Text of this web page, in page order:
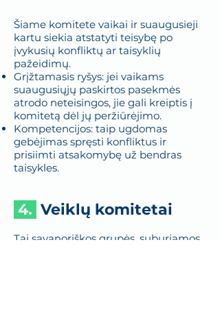
Šiame komitete vaikai ir suaugusieji
kartu siekia atstatyti teisybę po
įvykusių konfliktų ar taisyklių
pažeidimų.
Grįžtamasis ryšys: jei vaikams
suaugusiųjų paskirtos pasekmės
atrodo neteisingos, jie gali kreiptis į
komitetą dėl jų peržiūrėjimo.
Kompetencijos: taip ugdomas
gebėjimas spręsti konfliktus ir
prisiimti atsakomybę už bendras
taisykles.
4. Veiklų komitetai
Tai savanoriškos grupės, suburiamos